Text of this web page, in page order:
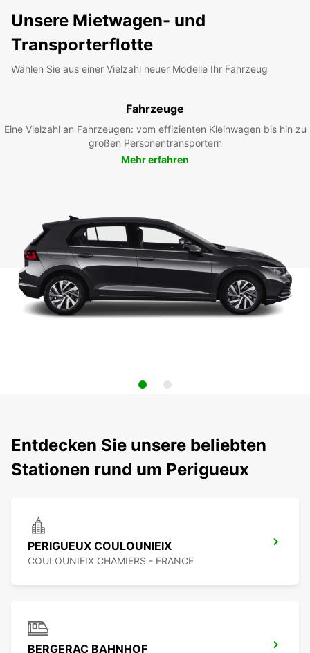
Unsere Mietwagen- und
Transporterflotte
Wählen Sie aus einer Vielzahl neuer Modelle Ihr Fahrzeug
Fahrzeuge
Eine Vielzahl an Fahrzeugen: vom effizienten Kleinwagen bis hin zu
großen Personentransportern
Mehr erfahren
Entdecken Sie unsere beliebten
Stationen rund um Perigueux
PERIGUEUX COULOUNIEIX
COULOUNIEIX CHAMIERS - FRANCE
BERGERAC BAHNHOF